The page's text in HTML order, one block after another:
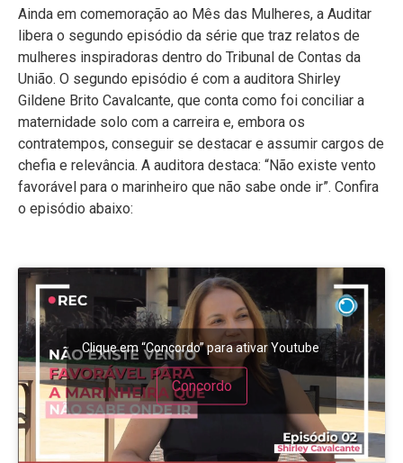
Ainda em comemoração ao Mês das Mulheres, a Auditar
libera o segundo episódio da série que traz relatos de
mulheres inspiradoras dentro do Tribunal de Contas da
União. O segundo episódio é com a auditora Shirley
Gildene Brito Cavalcante, que conta como foi conciliar a
maternidade solo com a carreira e, embora os
contratempos, conseguir se destacar e assumir cargos de
chefia e relevância. A auditora destaca: “Não existe vento
favorável para o marinheiro que não sabe onde ir”. Confira
o episódio abaixo:
Clique em “Concordo” para ativar Youtube
Concordo